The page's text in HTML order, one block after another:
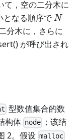
て，空の二分木に
となる順序で N
N
分木に，さらに
が呼び出され
型数值集合的数
构体 node
；该结
2。假设 malloc